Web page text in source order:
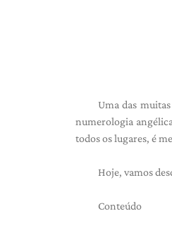
Uma das
numerologia
todos os lugares, é
Hoje, vamos
Conteúdo